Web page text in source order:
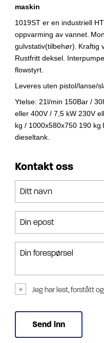
maskin
1019ST er en industriell
oppvarming av vannet.
gulvstativ(tilbehør). Kraftig
Rustfritt deksel.
flowstyrt.
Leveres uten pistol/lanse/
Ytelse: 21l/min 150Bar /
eller 400V / 7,5 kW 230V
kg / 1000x580x750 190 kg
dieseltank.
Kontakt oss
Ditt navn
Din epost
Din forespørsel
Jeg har lest, forstått